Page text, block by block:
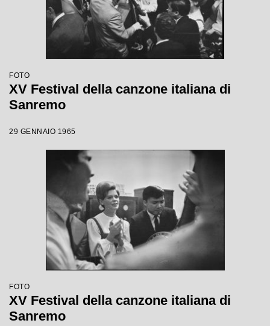
FOTO
XV Festival della canzone italiana di
Sanremo
29 GENNAIO 1965
FOTO
XV Festival della canzone italiana di
Sanremo